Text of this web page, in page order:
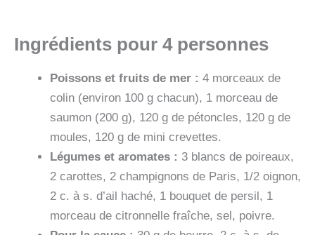
Ingrédients pour 4 personnes
Poissons et fruits de mer : 4 morceaux de
colin (environ 100 g chacun), 1 morceau de
saumon (200 g), 120 g de pétoncles, 120 g de
moules, 120 g de mini crevettes.
Légumes et aromates : 3 blancs de poireaux,
2 carottes, 2 champignons de Paris, 1/2 oignon,
2 c. à s. d’ail haché, 1 bouquet de persil, 1
morceau de citronnelle fraîche, sel, poivre.